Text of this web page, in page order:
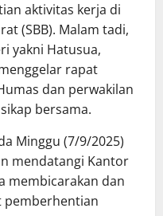
aktivitas kerja di
(SBB). Malam tadi,
yakni Hatusua,
rapat
dan perwakilan
bersama.
Minggu (7/9/2025)
mendatangi Kantor
membicarakan dan